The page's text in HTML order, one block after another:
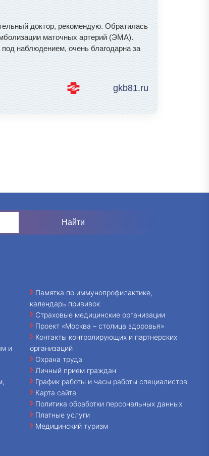
доктор, рекомендую. Обратилась
маточных артерий (ЭМА).
наблюдением, очень благодарна за
gkb81.ru
и
Памятка по иммунопрофилактике,
календарь прививок
Страховые медицинские организации
Проект «Москва – столица здоровья»
Контакты контролирующих и партнерских
организаций
Охрана труда
Личный прием граждан
График работы и часы работы специалистов
Карта сайта
Политика обработки персональных данных
Платные услуги
Медицинский туризм